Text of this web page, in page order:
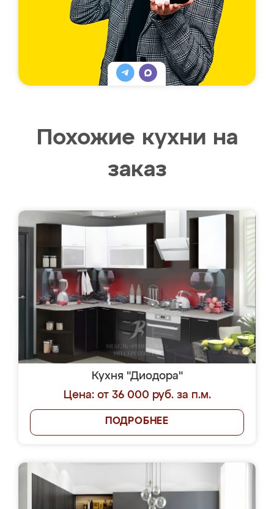
Похожие кухни на
заказ
Кухня "Диодора"
Цена: от 36 000 руб. за п.м.
ПОДРОБНЕЕ